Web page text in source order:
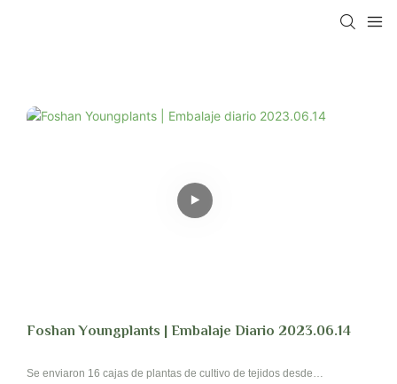
Foshan Youngplants | Embalaje Diario 2023.06.14
Se enviaron 16 cajas de plantas de cultivo de tejidos desde